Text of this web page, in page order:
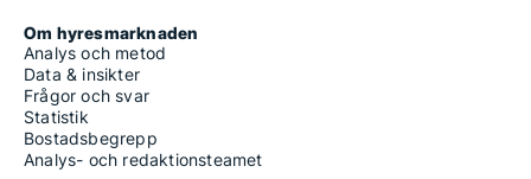
Om hyresmarknaden
Analys och metod
Data & insikter
Frågor och svar
Statistik
Bostadsbegrepp
Analys- och redaktionsteamet